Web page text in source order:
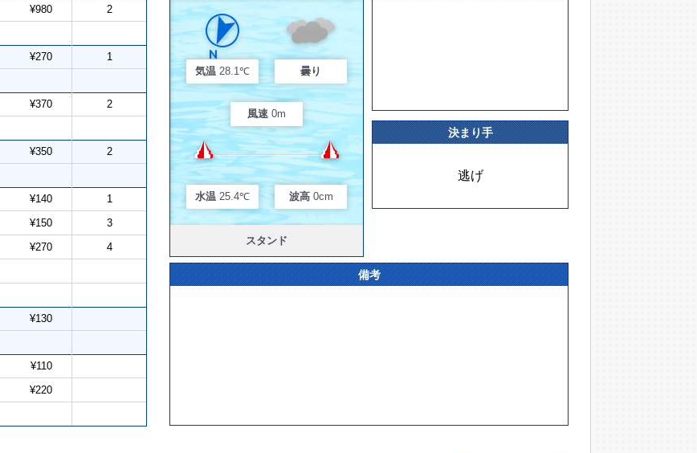
¥980 2
¥270 1
¥370 2
¥350 2
¥140 1
¥150 3
¥270 4
¥130
¥110
¥220
気温 28.1℃ 曇り
風速 0m
水温 25.4℃ 波高 0cm
スタンド
決まり手
逃げ
備考